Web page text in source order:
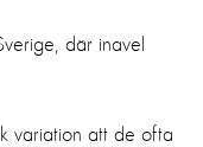
där inavel
variation att de ofta